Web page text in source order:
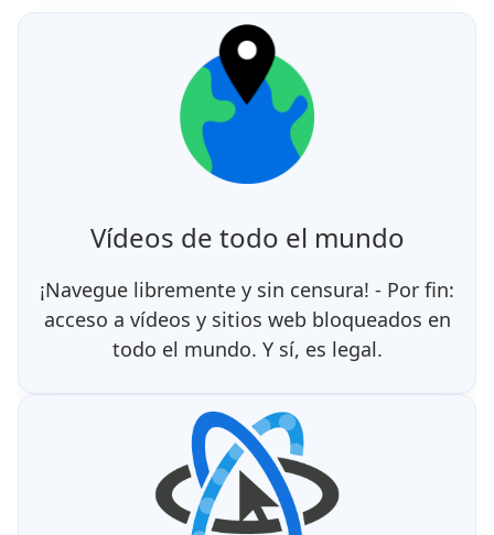
Vídeos de todo el mundo
¡Navegue libremente y sin censura! - Por fin:
acceso a vídeos y sitios web bloqueados en
todo el mundo. Y sí, es legal.